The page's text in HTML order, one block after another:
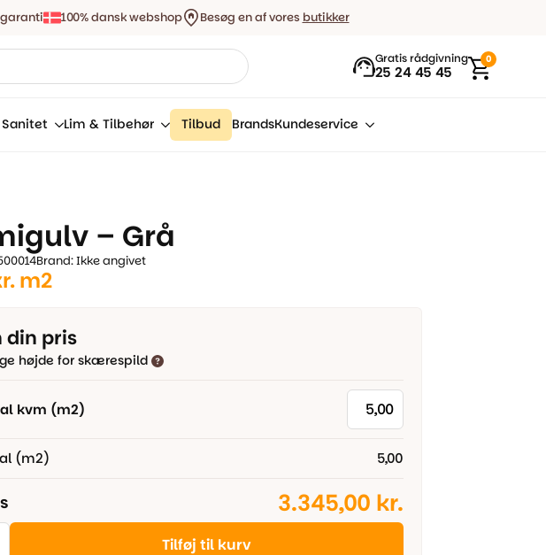
100% dansk webshop Besøg en af vores butikker
Gratis rådgivning
25 24 45 45
0
Sanitet Lim & Tilbehør Tilbud BrandsKundeservice
– Grå
Brand: Ikke angivet
m2
din pris
højde for skærespild
kvm (m2)
(m2) 5,00
3.345,00 kr.
Tilføj til kurv